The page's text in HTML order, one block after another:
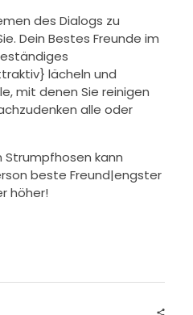
des Dialogs zu
Dein Bestes Freunde im
lächeln und
mit denen Sie reinigen
alle oder
Strumpfhosen kann
beste Freund|engster
höher!